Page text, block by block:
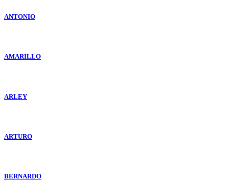
ANTONIO
AMARILLO
ARLEY
ARTURO
BERNARDO